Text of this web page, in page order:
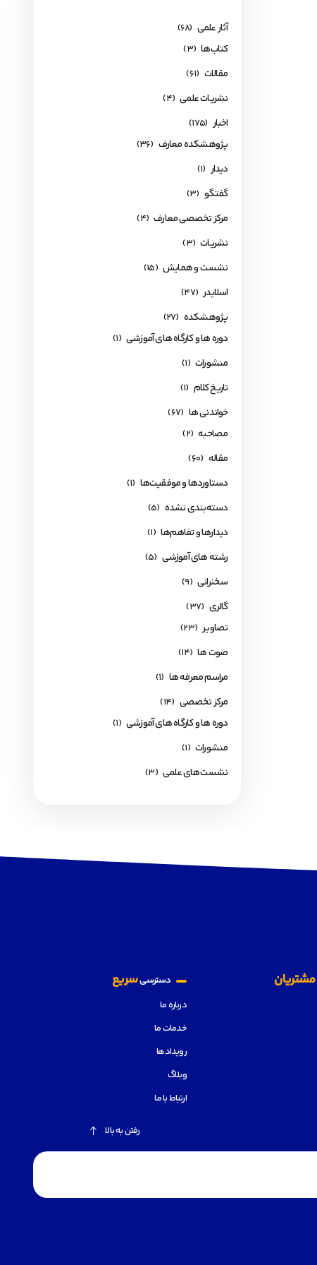
آثار علمی (68)
کتاب‌ها (3)
مقالات (61)
نشریات علمی (4)
اخبار (175)
پژوهشکده معارف (36)
دیدار (1)
گفتگو (3)
مرکز تخصصی معارف (4)
نشریات (3)
نشست و همایش (15)
اسلایدر (47)
پژوهشکده (27)
دوره ها و کارگاه های آموزشی (1)
منشورات (1)
تاریخ کلام (1)
خواندنی ها (67)
مصاحبه (2)
مقاله (60)
دستاوردها و موفقیت‌ها (1)
دسته‌بندی نشده (5)
دیدارها و تفاهم‌ها (1)
رشته های آموزشی (5)
سخنرانی (9)
گالری (37)
تصاویر (23)
صوت ها (14)
مراسم معرفه ها (1)
مرکز تخصصی (14)
دوره ها و کارگاه های آموزشی (1)
منشورات (1)
نشست‌های علمی (3)
مشتریان دسترسیسریع
درباره ما
خدمات ما
رویدادها
وبلاگ
ارتباط با ما
رفتن به بالا